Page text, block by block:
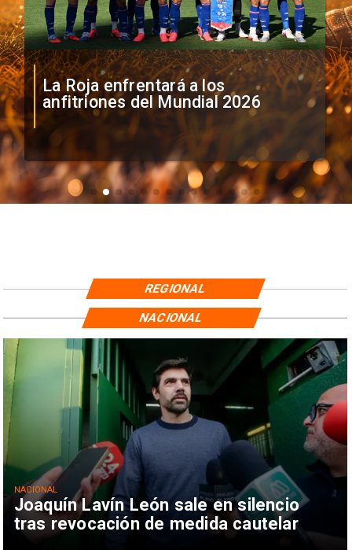
La Roja enfrentará a los
anfitriones del Mundial 2026
REGIONAL
Joaquín Lavín León sale en silencio
tras revocación de medida cautelar
NACIONAL
NACIONAL